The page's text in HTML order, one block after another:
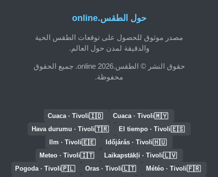
حول الطقس.online
مصدر موثوق للحصول على توقعات الطقس الحية
والدقيقة لمدن حول العالم.
حقوق النشر © الطقس.online 2026. جميع الحقوق
محفوظة.
🇲🇾
Cuaca · Tivoli
🇮🇩
Cuaca · Tivoli
🇪🇸
El tiempo · Tivoli
🇹🇷
Hava durumu · Tivoli
🇭🇺
Időjárás · Tivoli
🇪🇪
Ilm · Tivoli
🇱🇻
Laikapstākļi · Tivoli
🇮🇹
Meteo · Tivoli
🇫🇷
Météo · Tivoli
🇱🇹
Oras · Tivoli
🇵🇱
Pogoda · Tivoli